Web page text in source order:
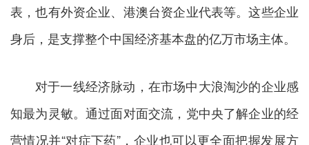
表，也有外资企业、港澳台资企业代表等。这些企业
身后，是支撑整个中国经济基本盘的亿万市场主体。
对于一线经济脉动，在市场中大浪淘沙的企业感
知最为灵敏。通过面对面交流，党中央了解企业的经
营情况并“对症下药”，企业也可以更全面把握发展方